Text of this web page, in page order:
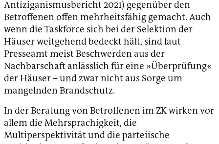
Antiziganismusbericht 2021) gegenüber den
Betroffenen offen mehrheitsfähig gemacht. Auch
wenn die Taskforce sich bei der Selektion der
Häuser weitgehend bedeckt hält, sind laut
Presseamt meist Beschwerden aus der
Nachbarschaft anlässlich für eine »Überprüfung«
der Häuser – und zwar nicht aus Sorge um
mangelnden Brandschutz.
In der Beratung von Betroffenen im ZK wirken vor
allem die Mehrsprachigkeit, die
Multiperspektivität und die parteiische